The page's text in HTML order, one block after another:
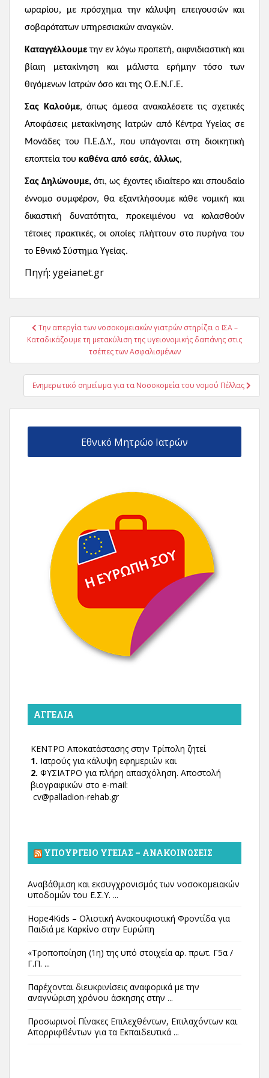
ωραρίου, με πρόσχημα την κάλυψη επειγουσών και
σοβαρότατων υπηρεσιακών αναγκών.
Καταγγέλλουμετην εν λόγω προπετή, αιφνιδιαστική και
βίαιη μετακίνηση και μάλιστα ερήμην τόσο των
θιγόμενων Ιατρών όσο και της Ο.Ε.Ν.Γ.Ε.
Σας Καλούμε, όπως άμεσα ανακαλέσετε τις σχετικές
Αποφάσεις μετακίνησης Ιατρών από Κέντρα Υγείας σε
Μονάδες του Π.Ε.Δ.Υ., που υπάγονται στη διοικητική
εποπτεία του καθένα από εσάς, άλλως,
Σας Δηλώνουμε,ότι, ως έχοντες ιδιαίτερο και σπουδαίο
έννομο συμφέρον, θα εξαντλήσουμε κάθε νομική και
δικαστική δυνατότητα, προκειμένου να κολασθούν
τέτοιες πρακτικές, οι οποίες πλήττουν στο πυρήνα του
το Εθνικό Σύστημα Υγείας.
Πηγή: ygeianet.gr
Πλοήγηση
άρθρων
Την απεργία των νοσοκομειακών γιατρών στηρίζει ο ΙΣΑ –
Καταδικάζουμε τη μετακύλιση της υγειονομικής δαπάνης στις
τσέπες των Ασφαλισμένων
Ενημερωτικό σημείωμα για τα Νοσοκομεία του νομού Πέλλας
Εθνικό Μητρώο Ιατρών
ΑΓΓΕΛΊΑ
ΚΕΝΤΡΟ Αποκατάστασης στην Τρίπολη ζητεί
1. Ιατρούς για κάλυψη εφημεριών και
2. ΦΥΣΙΑΤΡΟ για πλήρη απασχόληση. Αποστολή
βιογραφικών στο e-mail:
cv@palladion-rehab.gr
ΥΠΟΥΡΓΕΊΟ ΥΓΕΊΑΣ – ΑΝΑΚΟΙΝΏΣΕΙΣ
Αναβάθμιση και εκσυγχρονισμός των νοσοκομειακών
υποδομών του Ε.Σ.Υ. ...
Hope4Kids – Ολιστική Ανακουφιστική Φροντίδα για
Παιδιά με Καρκίνο στην Ευρώπη
«Τροποποίηση (1η) της υπό στοιχεία αρ. πρωτ. Γ5α /
Γ.Π. ...
Παρέχονται διευκρινίσεις αναφορικά με την
αναγνώριση χρόνου άσκησης στην ...
Προσωρινοί Πίνακες Επιλεχθέντων, Επιλαχόντων και
Απορριφθέντων για τα Εκπαιδευτικά ...